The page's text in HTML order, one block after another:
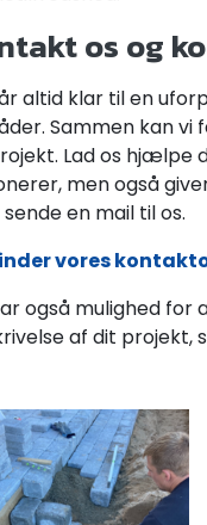
os og
altid klar til en
Sammen kan
Lad os hjælpe
men også
en mail til os.
vores
også mulighed
af dit projekt,